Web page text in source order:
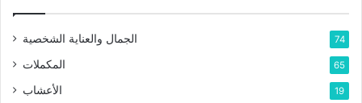
الجمال والعناية الشخصية 74
المكملات 65
الأعشاب 19